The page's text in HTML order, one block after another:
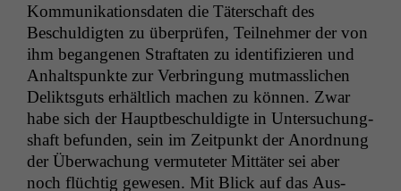
Kom­mu­nika­tions­dat­en die Täter­schaft des
Beschuldigten zu über­prüfen, Teil­nehmer der von
ihm began­genen Straftat­en zu iden­ti­fizieren und
Anhalt­spunk­te zur Ver­bringung mut­masslichen
Delik­tsguts erhältlich machen zu kön­nen. Zwar
habe sich der Hauptbeschuldigte in Unter­suchung­
shaft befun­den, sein im Zeit­punkt der Anord­nung
der Überwachung ver­muteter Mit­täter sei aber
noch flüchtig gewe­sen. Mit Blick auf das Aus­